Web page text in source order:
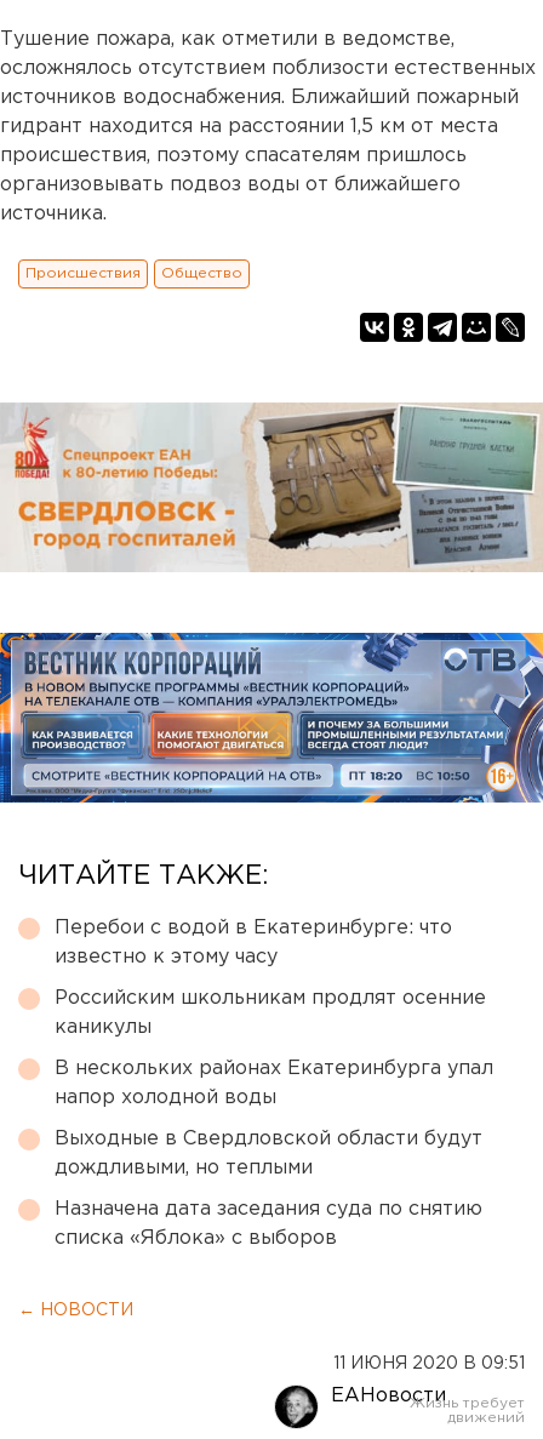
Тушение пожара, как отметили в ведомстве,
осложнялось отсутствием поблизости естественных
источников водоснабжения. Ближайший пожарный
гидрант находится на расстоянии 1,5 км от места
происшествия, поэтому спасателям пришлось
организовывать подвоз воды от ближайшего
источника.
Происшествия Общество
ЧИТАЙТЕ ТАКЖЕ:
Перебои с водой в Екатеринбурге: что
известно к этому часу
Российским школьникам продлят осенние
каникулы
В нескольких районах Екатеринбурга упал
напор холодной воды
Выходные в Свердловской области будут
дождливыми, но теплыми
Назначена дата заседания суда по снятию
списка «Яблока» с выборов
← НОВОСТИ
11 ИЮНЯ 2020 В 09:51
ЕАНовости